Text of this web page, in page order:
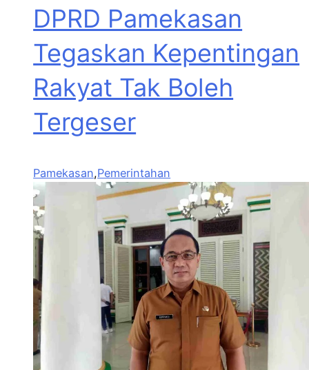
DPRD Pamekasan
Tegaskan Kepentingan
Rakyat Tak Boleh
Tergeser
Pamekasan,Pemerintahan